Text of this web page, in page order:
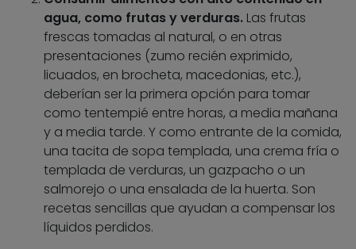
agua, como frutas y verduras. Las frutas
frescas tomadas al natural, o en otras
presentaciones (zumo recién exprimido,
licuados, en brocheta, macedonias, etc.),
deberían ser la primera opción para tomar
como tentempié entre horas, a media mañana
y a media tarde. Y como entrante de la comida,
una tacita de sopa templada, una crema fría o
templada de verduras, un gazpacho o un
salmorejo o una ensalada de la huerta. Son
recetas sencillas que ayudan a compensar los
líquidos perdidos.